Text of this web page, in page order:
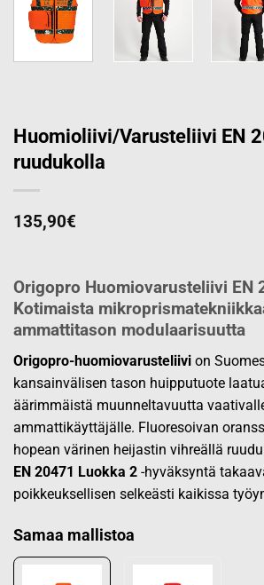
Huomioliivi/Varusteliivi EN
ruudukolla
135,90€
Origopro Huomiovarusteliivi EN
Kotimaista
ammattitason modulaarisuutta
Origopro-huomiovarusteliivi on
kansainvälisen tason huipputuote
äärimmäistä muunneltavuutta
ammattikäyttäjälle. Fluoresoivan
hopean värinen heijastin vihreällä
EN 20471 Luokka 2 -hyväksyntä
poikkeuksellisen selkeästi kaikissa
Samaa mallistoa